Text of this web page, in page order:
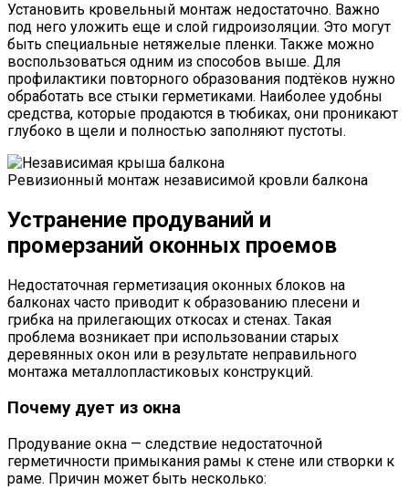
Установить кровельный монтаж недостаточно. Важно
под него уложить еще и слой гидроизоляции. Это могут
быть специальные нетяжелые пленки. Также можно
воспользоваться одним из способов выше. Для
профилактики повторного образования подтёков нужно
обработать все стыки герметиками. Наиболее удобны
средства, которые продаются в тюбиках, они проникают
глубоко в щели и полностью заполняют пустоты.
Ревизионный монтаж независимой кровли балкона
Устранение продуваний и
промерзаний оконных проемов
Недостаточная герметизация оконных блоков на
балконах часто приводит к образованию плесени и
грибка на прилегающих откосах и стенах. Такая
проблема возникает при использовании старых
деревянных окон или в результате неправильного
монтажа металлопластиковых конструкций.
Почему дует из окна
Продувание окна — следствие недостаточной
герметичности примыкания рамы к стене или створки к
раме. Причин может быть несколько: